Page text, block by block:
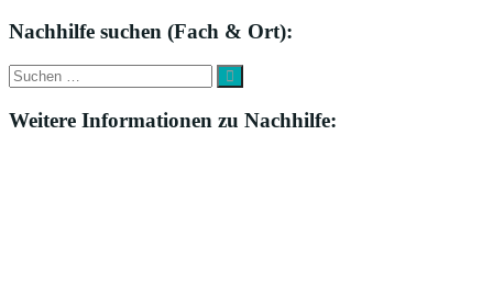
Nachhilfe suchen (Fach & Ort):
Suche
nach:
Suchen
Weitere Informationen zu Nachhilfe: